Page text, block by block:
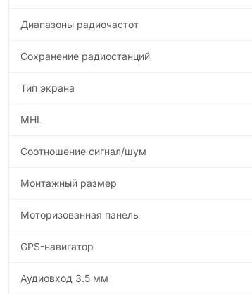
Диапазоны радиочастот
Сохранение радиостанций
Тип экрана
MHL
Соотношение сигнал/шум
Монтажный размер
Моторизованная панель
GPS-навигатор
Аудиовход 3.5 мм